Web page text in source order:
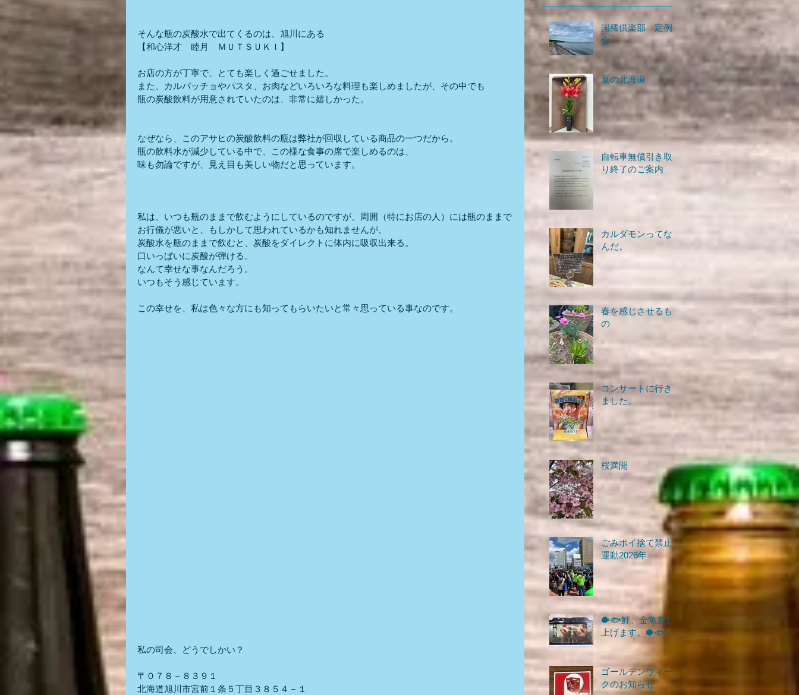
そんな瓶の炭酸水で出てくるのは、旭川にある
【和心洋才　睦月　ＭＵＴＳＵＫＩ】
お店の方が丁寧で、とても楽しく過ごせました。
また、カルパッチョやパスタ、お肉などいろいろな料理も楽しめましたが、その中でも
瓶の炭酸飲料が用意されていたのは、非常に嬉しかった。
なぜなら、このアサヒの炭酸飲料の瓶は弊社が回収している商品の一つだから。
瓶の飲料水が減少している中で、この様な食事の席で楽しめるのは、
味も勿論ですが、見え目も美しい物だと思っています。
私は、いつも瓶のままで飲むようにしているのですが、周囲（特にお店の人）には瓶のままで
お行儀が悪いと、もしかして思われているかも知れませんが、
炭酸水を瓶のままで飲むと、炭酸をダイレクトに体内に吸収出来る。
口いっぱいに炭酸が弾ける。
なんて幸せな事なんだろう。
いつもそう感じています。
この幸せを、私は色々な方にも知ってもらいたいと常々思っている事なのです。
私の司会、どうでしかい？
〒０７８－８３９１
北海道旭川市宮前１条５丁目３８５４－１
国稀倶楽部 定例
会
夏の北海道
自転車無償引き取
り終了のご案内
カルダモンってな
んだ。
春を感じさせるも
の
コンサートに行き
ました。
桜満開
ごみポイ捨て禁止
運動2026年
🐡🐟鯉、金魚差し
上げます。🐡🐟
ゴールデンウィー
クのお知らせ